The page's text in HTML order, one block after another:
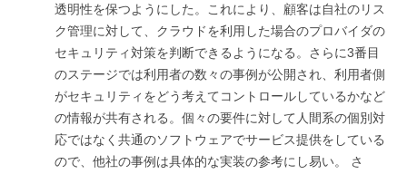
透明性を保つようにした。これにより、顧客は自社のリス
ク管理に対して、クラウドを利用した場合のプロバイダの
セキュリティ対策を判断できるようになる。さらに3番目
のステージでは利用者の数々の事例が公開され、利用者側
がセキュリティをどう考えてコントロールしているかなど
の情報が共有される。個々の要件に対して人間系の個別対
応ではなく共通のソフトウェアでサービス提供をしている
ので、他社の事例は具体的な実装の参考にし易い。 さ